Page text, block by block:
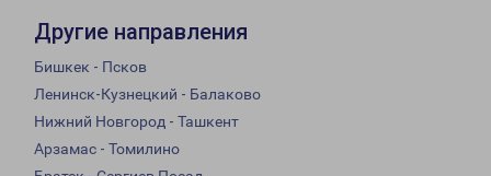
Другие направления
Бишкек - Псков
Ленинск-Кузнецкий - Балаково
Нижний Новгород - Ташкент
Арзамас - Томилино